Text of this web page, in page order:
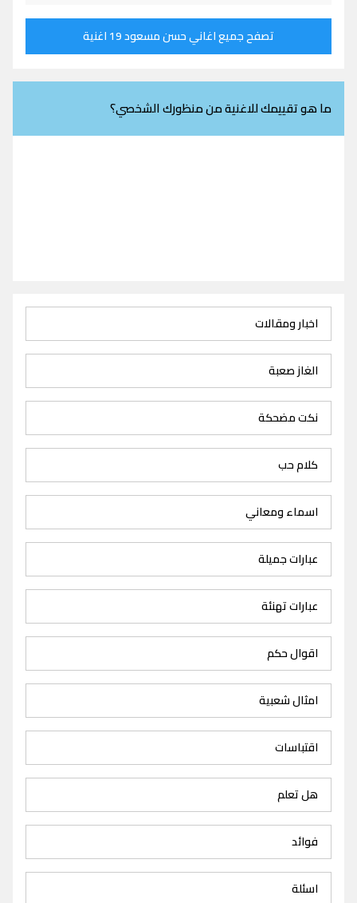
تصفح جميع اغاني حسن مسعود 19 اغنية
ما هو تقييمك للاغنية من منظورك الشخصي؟
اخبار ومقالات
الغاز صعبة
نكت مضحكة
كلام حب
اسماء ومعاني
عبارات جميلة
عبارات تهنئة
اقوال حكم
امثال شعبية
اقتباسات
هل تعلم
فوائد
اسئلة